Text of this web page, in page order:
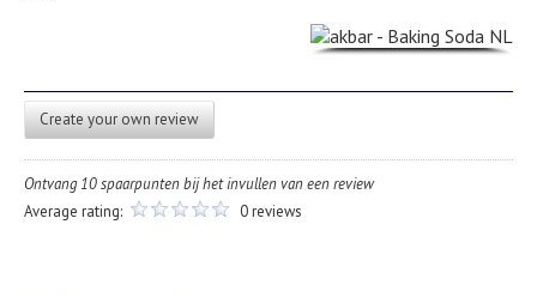
Create your own review
Ontvang 10 spaarpunten bij het invullen van een review
Average rating:
0 reviews